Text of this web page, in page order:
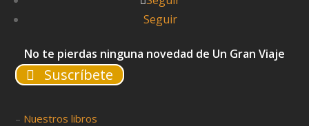
Seguir
No te pierdas ninguna novedad de Un Gran Viaje
Suscríbete
– Nuestros libros